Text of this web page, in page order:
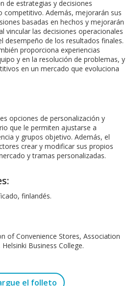
de estrategias y decisiones
competitivo. Además, mejorarán sus
basadas en hechos y mejorarán
vincular las decisiones operacionales
desempeño de los resultados finales.
proporciona experiencias
y en la resolución de problemas, y
en un mercado que evoluciona
opciones de personalización y
que le permiten ajustarse a
y grupos objetivo. Además, el
crear y modificar sus propios
y tramas personalizadas.
finlandés.
of Convenience Stores, Association
Business College.
el folleto